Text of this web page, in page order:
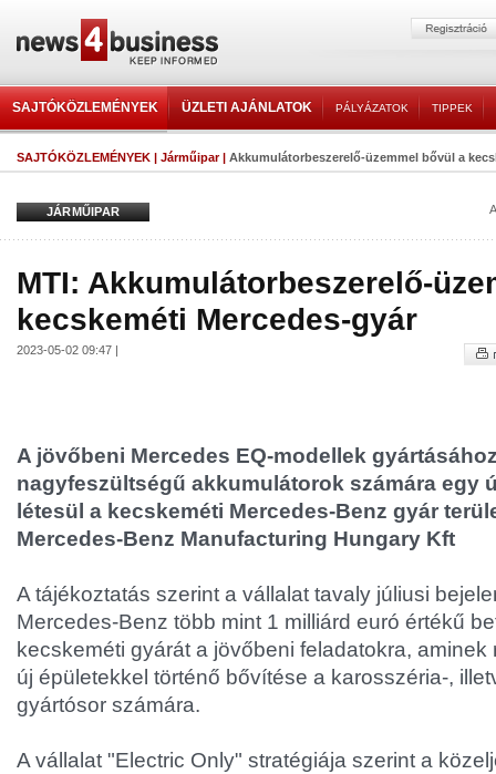
SAJTÓKÖZLEMÉNYEK ÜZLETI AJÁNLATOK PÁLYÁZATOK TIPPEK
SAJTÓKÖZLEMÉNYEK | Járműipar| Akkumulátorbeszerelő-üzemmel bővül a
JÁRMŰIPAR
MTI: Akkumulátorbeszerelő-
kecskeméti Mercedes-gyár
2023-05-02 09:47 |
A jövőbeni Mercedes EQ-modellek
nagyfeszültségű akkumulátorok számára egy
létesül a kecskeméti Mercedes-Benz gyár
Mercedes-Benz Manufacturing Hungary Kft
A tájékoztatás szerint a vállalat tavaly júliusi
Mercedes-Benz több mint 1 milliárd euró értékű
kecskeméti gyárát a jövőbeni feladatokra,
új épületekkel történő bővítése a karosszéria-,
gyártósor számára.
A vállalat "Electric Only" stratégiája szerint a